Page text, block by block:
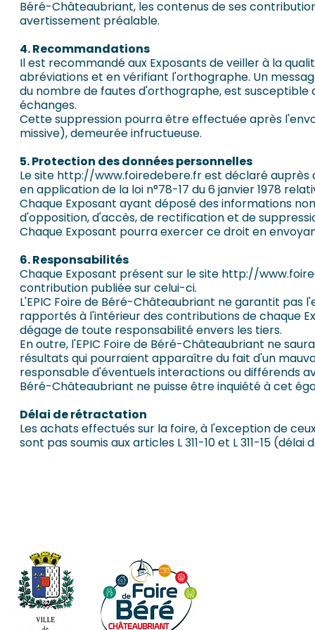
Béré-Châteaubriant, les contenus de ses
avertissement préalable.
4. Recommandations
Il est recommandé aux Exposants de veiller à la
abréviations et en vérifiant l'orthographe. Un
du nombre de fautes d'orthographe, est
échanges.
Cette suppression pourra être effectuée après
missive), demeurée infructueuse.
5. Protection des données personnelles
Le site http://www.foiredebere.fr est déclaré auprès
en application de la loi n°78-17 du 6 janvier 1978
Chaque Exposant ayant déposé des informations
d'opposition, d'accès, de rectification et de
Chaque Exposant pourra exercer ce droit en
6. Responsabilités
Chaque Exposant présent sur le site http://
contribution publiée sur celui-ci.
L'EPIC Foire de Béré-Châteaubriant ne garantit
rapportés à l'intérieur des contributions de chaque
dégage de toute responsabilité envers les tiers.
En outre, l'EPIC Foire de Béré-Châteaubriant ne
résultats qui pourraient apparaître du fait d'un
responsable d'éventuels interactions ou différends
Béré-Châteaubriant ne puisse être inquiété à cet
Délai de rétractation
Les achats effectués sur la foire, à l'exception de
sont pas soumis aux articles L 311-10 et L 311-15